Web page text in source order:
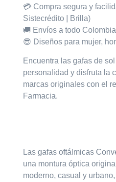
💳 Compra segura y
Sistecrédito | Brilla)
🚚 Envíos a todo Colombia
😎 Diseños para mujer,
Encuentra las gafas de
personalidad y disfruta la
marcas originales con el
Farmacia.
Las gafas oftálmicas
una montura óptica
moderno, casual y